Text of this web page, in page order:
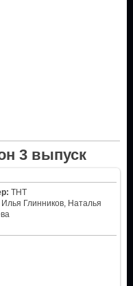
3 выпуск
ТНТ
Илья Глинников, Наталья